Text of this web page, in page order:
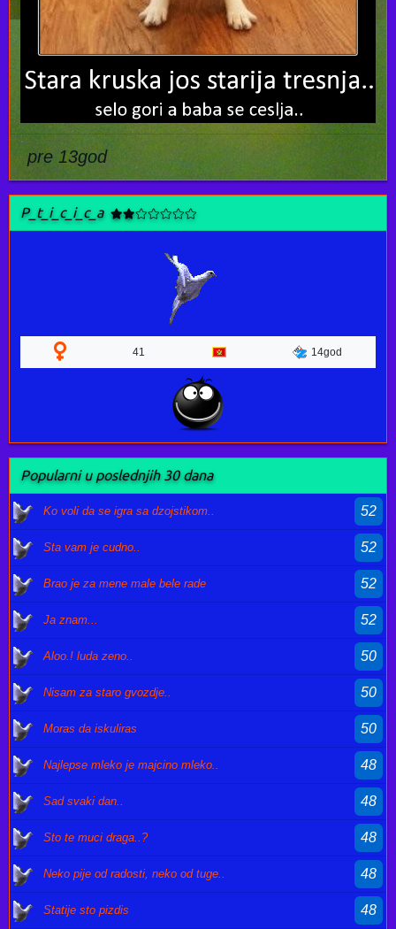
pre 13god
P_t_i_c_i_c_a
41 14god
Popularni u poslednjih 30 dana
Ko voli da se igra sa dzojstikom.. 52
Sta vam je cudno.. 52
Brao je za mene male bele rade 52
Ja znam... 52
Aloo.! luda zeno.. 50
Nisam za staro gvozdje.. 50
Moras da iskuliras 50
Najlepse mleko je majcino mleko.. 48
Sad svaki dan.. 48
Sto te muci draga..? 48
Neko pije od radosti, neko od tuge.. 48
Statije sto pizdis 48